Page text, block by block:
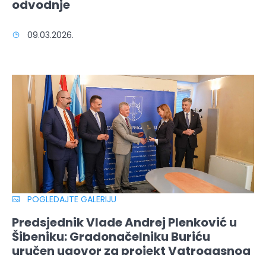
odvodnje
09.03.2026.
POGLEDAJTE GALERIJU
Predsjednik Vlade Andrej Plenković u
Šibeniku: Gradonačelniku Buriću
uručen ugovor za projekt Vatrogasnog